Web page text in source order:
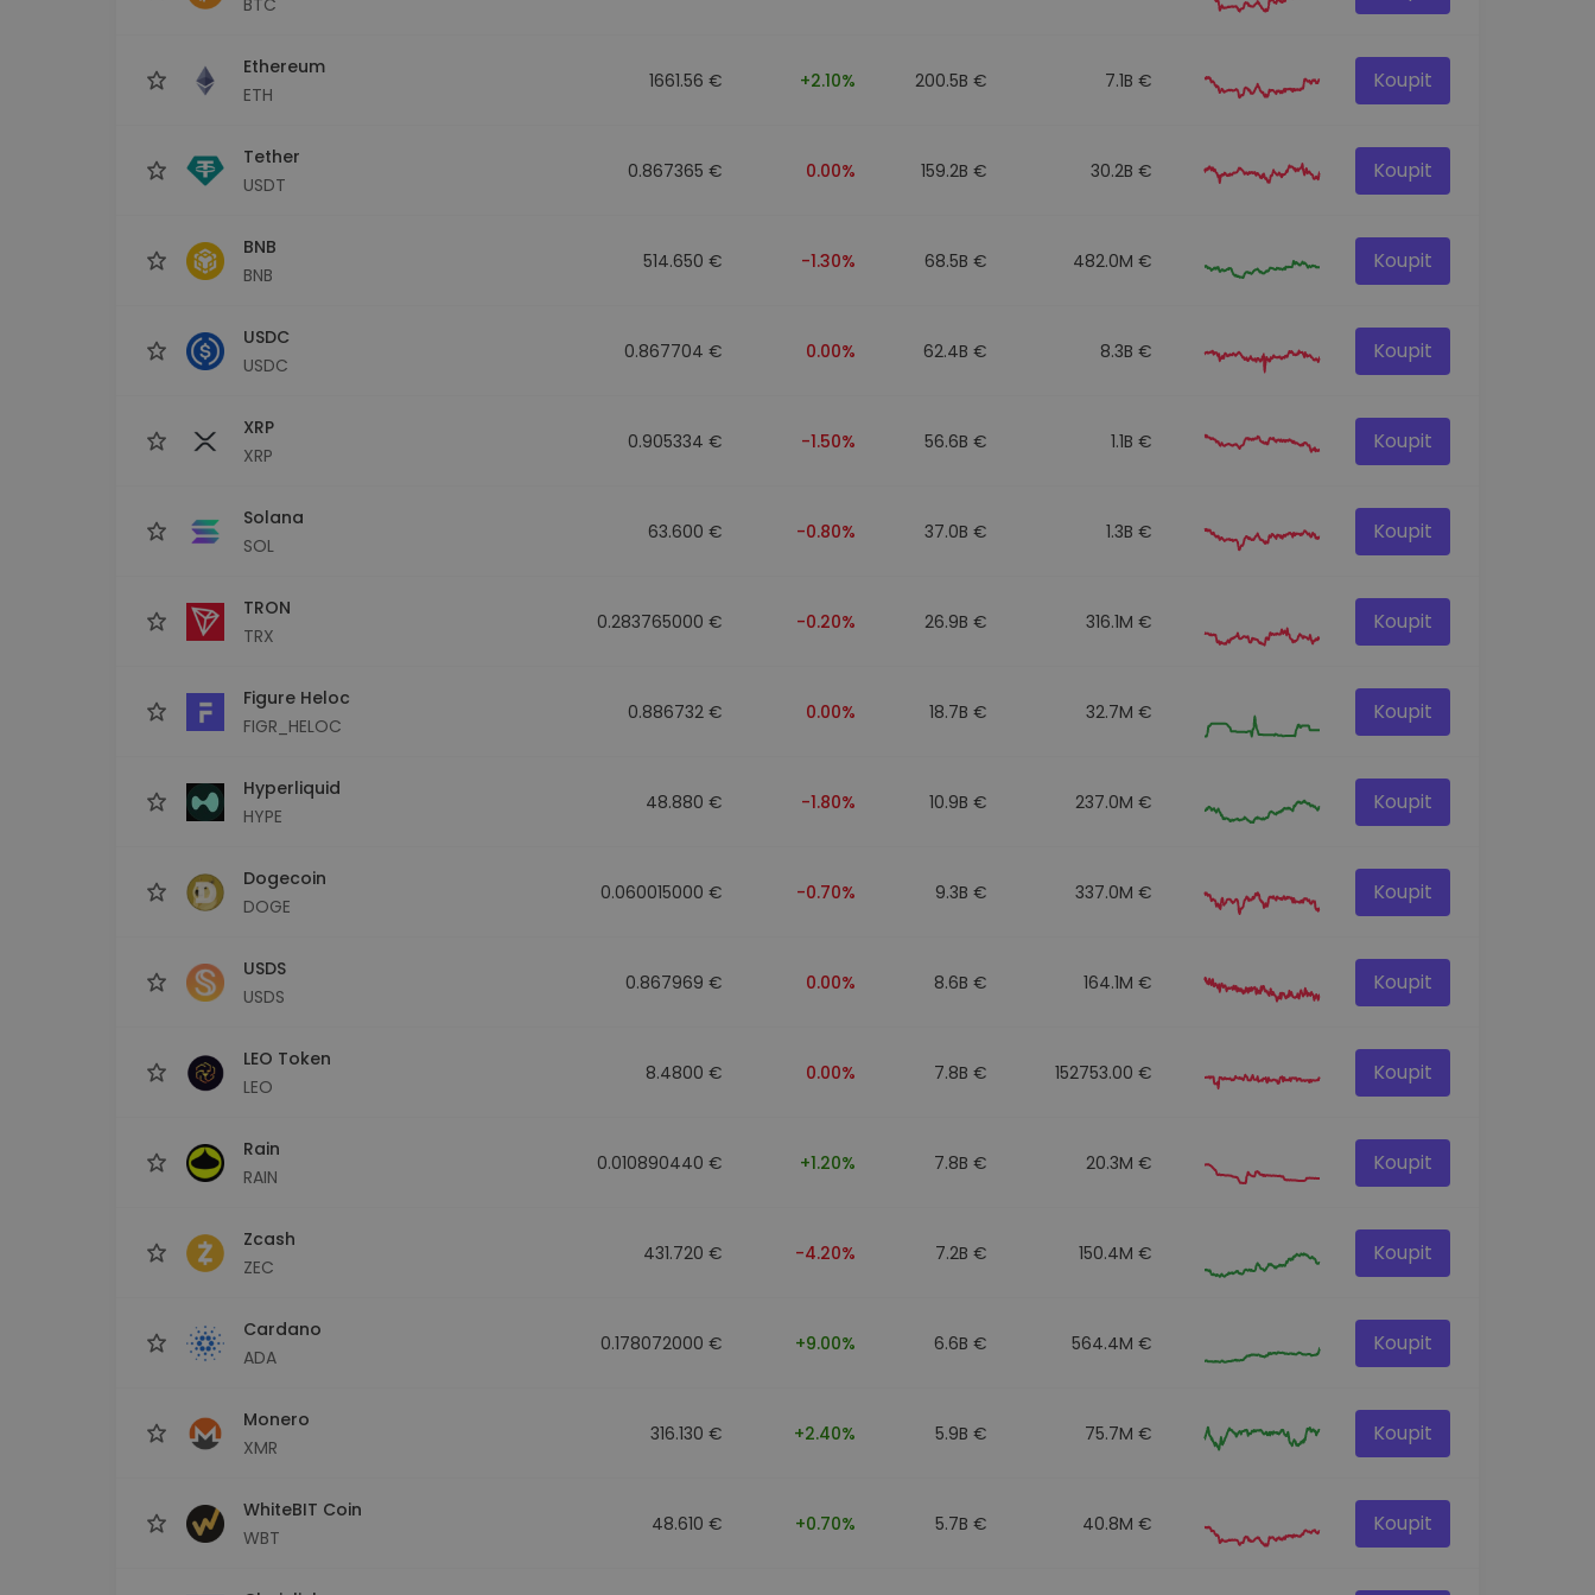
Ethereum
ETH
1661.56 € +2.10% 200.5B € 7.1B € Koupit
Tether
USDT
0.867365 € 0.00% 159.2B € 30.2B € Koupit
BNB
BNB
514.650 € -1.30% 68.5B € 482.0M € Koupit
USDC
USDC
0.867704 € 0.00% 62.4B € 8.3B € Koupit
XRP
XRP
0.905334 € -1.50% 56.6B € 1.1B € Koupit
Solana
SOL
63.600 € -0.80% 37.0B € 1.3B € Koupit
TRON
TRX
0.283765000 € -0.20% 26.9B € 316.1M € Koupit
Figure Heloc
FIGR_HELOC
0.886732 € 0.00% 18.7B € 32.7M € Koupit
Hyperliquid
HYPE
48.880 € -1.80% 10.9B € 237.0M € Koupit
Dogecoin
DOGE
0.060015000 € -0.70% 9.3B € 337.0M € Koupit
USDS
USDS
0.867969 € 0.00% 8.6B € 164.1M € Koupit
LEO Token
LEO
8.4800 € 0.00% 7.8B € 152753.00 € Koupit
Rain
RAIN
0.010890440 € +1.20% 7.8B € 20.3M € Koupit
Zcash
ZEC
431.720 € -4.20% 7.2B € 150.4M € Koupit
Cardano
ADA
0.178072000 € +9.00% 6.6B € 564.4M € Koupit
Monero
XMR
316.130 € +2.40% 5.9B € 75.7M € Koupit
WhiteBIT Coin
WBT
48.610 € +0.70% 5.7B € 40.8M € Koupit